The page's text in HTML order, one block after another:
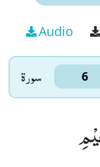
Audio
سورۃ 6